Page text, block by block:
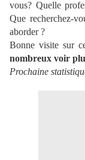
vous? Quelle
Que recherchez-
aborder ?
Bonne visite sur
nombreux voir
Prochaine